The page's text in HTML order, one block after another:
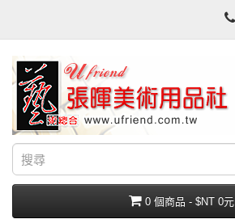
0 個商品 - $NT 0元